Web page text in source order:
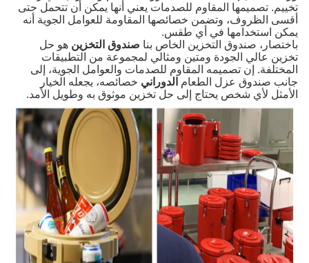
تخييم. تصميمها المقاوم للصدمات يعني أنها يمكن أن تتحمل حتى
أقسى الظروف، وتضمن خصائصها المقاومة للعوامل الجوية أنه
يمكن استخدامها في أي طقس.
باختصار، صندوق التخزين الخاص بناصندوق التخزينهو حل
تخزين عالي الجودة ومتين ومثالي لمجموعة من التطبيقات
المختلفة. إن تصميمه المقاوم للصدمات والعوامل الجوية، إلى
جانب صندوق عزل الطعامالدوراني خصائصه، يجعله الخيار
الأمثل لأي شخص يحتاج إلى حل تخزين موثوق به وطويل الأمد.